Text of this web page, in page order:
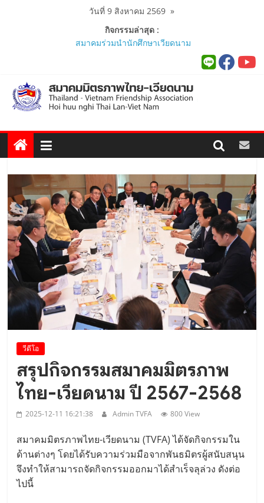
วันที่ 9 สิงหาคม 2569»
กิจกรรมล่าสุด :
สมาคมร่วมนำนักศึกษาเวียดนาม
นายกสมาคมมิตรภาพไทย-เวียดนาม
ร่วมคณะติดตามนายกรัฐมนตรีและ
รัฐมนตรีว่าการกระทรวงมหาดไทย
ผู้นำเวียดนาม-ไทย ร่วมแสดงวิสัยทัศน์
Forum 2026 เฉลิมฉลอง 50 ปีความ
สัมพันธ์ทางการทูต..
นายกสมาคมฯ ร่วมพิธีเปิดนิทรรศการ
“The Woven Ties: Celebrating 50
Years of Thailand-Viet Nam
Diplomatic Relations”..
สมาคมมิตรภาพไทย-เวียดนามร่วมพิธี
เปิดสถานกงสุลกิตติมศักดิ์เวียดนาม
ประจำจังหวัดภูเก็ต และงานสัมมนา
Viet Nam Connect Forum ..
วีดีโอ
สรุปกิจกรรมสมาคมมิตรภาพ
ไทย-เวียดนาม ปี 2567-2568
2025-12-11 16:21:38 Admin TVFA 800 View
สมาคมมิตรภาพไทย-เวียดนาม (TVFA) ได้จัดกิจกรรมใน
ด้านต่างๆ โดยได้รับความร่วมมือจากพันธมิตรผู้สนับสนุน
จึงทำให้สามารถจัดกิจกรรมออกมาได้สำเร็จลุล่วง ดังต่อ
ไปนี้